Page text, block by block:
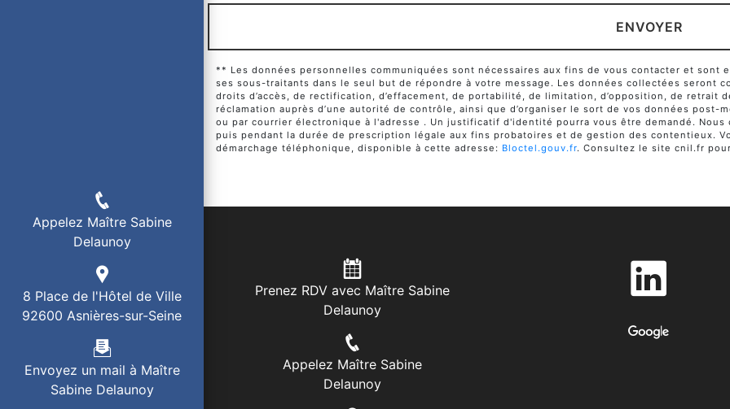
Appelez Maître Sabine
Delaunoy
8 Place de l'Hôtel de Ville
92600 Asnières-sur-Seine
Envoyez un mail à Maître
Sabine Delaunoy
ENVOYER
** Les données personnelles communiquées sont nécessaires aux fins de vous contacter et
ses sous-traitants dans le seul but de répondre à votre message. Les données collectées seront
droits d’accès, de rectification, d’effacement, de portabilité, de limitation, d’opposition, de
réclamation auprès d’une autorité de contrôle, ainsi que d’organiser le sort de vos données
ou par courrier électronique à l'adresse . Un justificatif d'identité pourra vous être demandé.
puis pendant la durée de prescription légale aux fins probatoires et de gestion des contentieux.
démarchage téléphonique, disponible à cette adresse: Bloctel.gouv.fr. Consultez le site cnil.fr
Prenez RDV avec Maître Sabine
Delaunoy
Appelez Maître Sabine
Delaunoy